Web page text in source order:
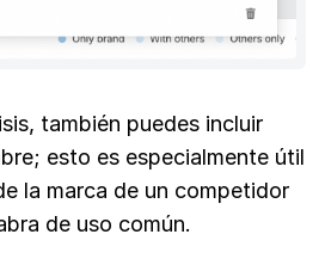
también puedes incluir
esto es especialmente útil
la marca de un competidor
de uso común.